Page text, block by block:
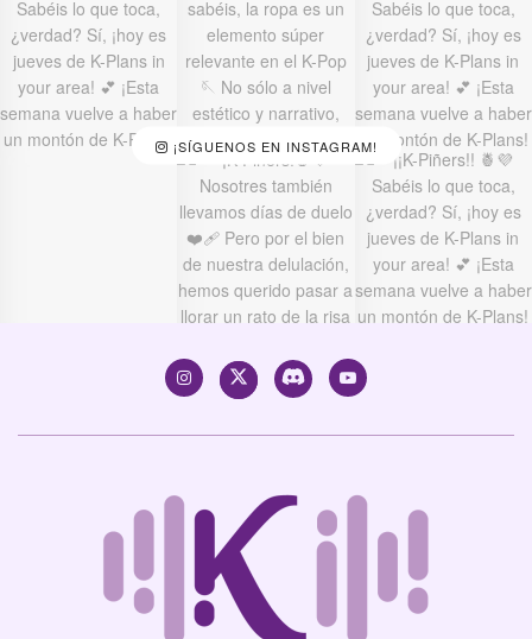
¡SÍGUENOS EN INSTAGRAM!